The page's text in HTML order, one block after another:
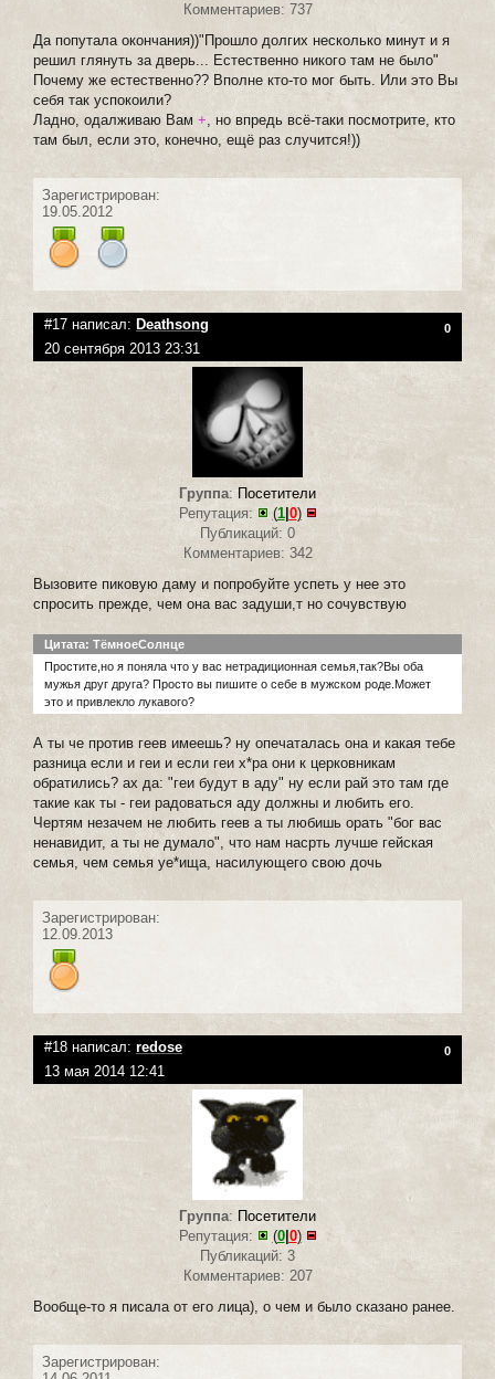
Комментариев: 737
Да попутала окончания))"Прошло долгих несколько минут и я
решил глянуть за дверь... Естественно никого там не было"
Почему же естественно?? Вполне кто-то мог быть. Или это Вы
себя так успокоили?
Ладно, одалживаю Вам +, но впредь всё-таки посмотрите, кто
там был, если это, конечно, ещё раз случится!))
Зарегистрирован:
19.05.2012
#17 написал: Deathsong 0
20 сентября 2013 23:31
Группа: Посетители
Репутация:
(1| 0)
Публикаций: 0
Комментариев: 342
Вызовите пиковую даму и попробуйте успеть у нее это
спросить прежде, чем она вас задуши,т но сочувствую
Цитата: ТёмноеСолнце
Простите,но я поняла что у вас нетрадиционная семья,так?Вы оба
мужья друг друга? Просто вы пишите о себе в мужском роде.Может
это и привлекло лукавого?
А ты че против геев имеешь? ну опечаталась она и какая тебе
разница если и геи и если геи х*ра они к церковникам
обратились? ах да: "геи будут в аду" ну если рай это там где
такие как ты - геи радоваться аду должны и любить его.
Чертям незачем не любить геев а ты любишь орать "бог вас
ненавидит, а ты не думало", что нам насрть лучше гейская
семья, чем семья уе*ища, насилующего свою дочь
Зарегистрирован:
12.09.2013
#18 написал: redose 0
13 мая 2014 12:41
Группа: Посетители
Репутация:
(0| 0)
Публикаций: 3
Комментариев: 207
Вообще-то я писала от его лица), о чем и было сказано ранее.
Зарегистрирован: